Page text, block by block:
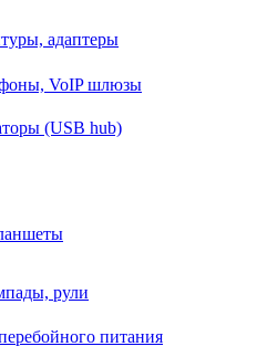
адаптеры
VoIP шлюзы
(USB hub)
рули
питания